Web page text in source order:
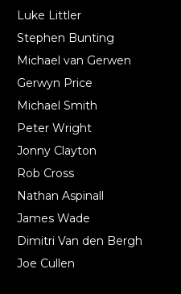
Luke Littler
Stephen Bunting
Michael van Gerwen
Gerwyn Price
Michael Smith
Peter Wright
Jonny Clayton
Rob Cross
Nathan Aspinall
James Wade
Dimitri Van den Bergh
Joe Cullen